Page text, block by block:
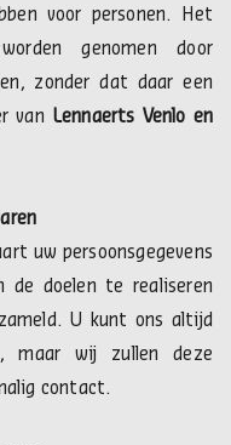
voor personen. Het
genomen door
zonder dat daar een
van Lennaerts Venlo en
uw persoonsgegevens
doelen te realiseren
U kunt ons altijd
maar wij zullen deze
contact.